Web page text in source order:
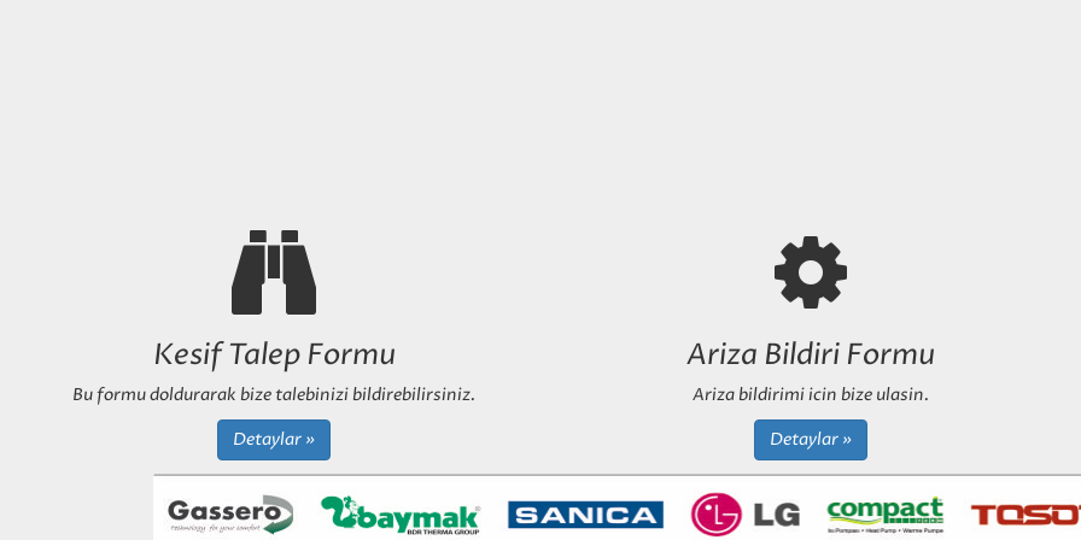
Kesif Talep Formu
Bu formu doldurarak bize talebinizi bildirebilirsiniz.
Detaylar »
Ariza Bildiri Formu
Ariza bildirimi icin bize ulasin.
Detaylar »